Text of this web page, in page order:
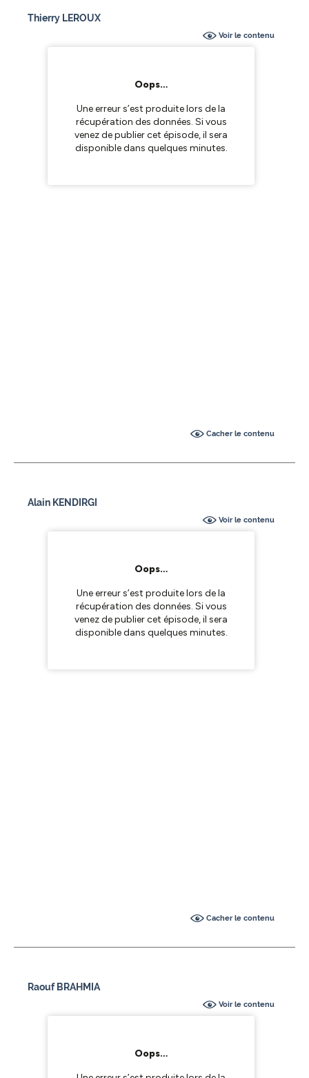
Thierry LEROUX
Voir le contenu
Cacher le contenu
Alain KENDIRGI
Voir le contenu
Cacher le contenu
Raouf BRAHMIA
Voir le contenu